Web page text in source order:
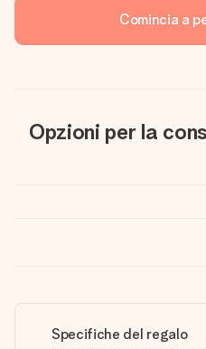
Comincia a
Opzioni per la
Specifiche del regalo